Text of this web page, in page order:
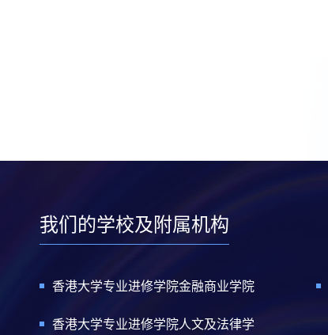
我们的学校及附属机构
香港大学专业进修学院金融商业学院
香港大学专业进修学院人文及法律学